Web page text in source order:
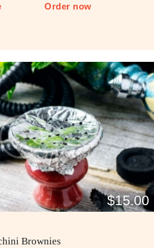
Order now
$15.00
Brownies